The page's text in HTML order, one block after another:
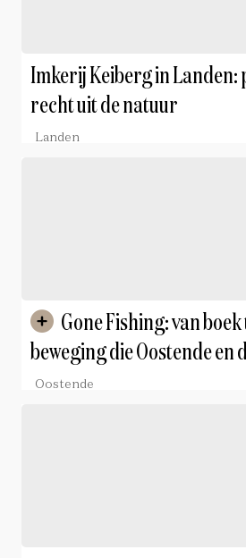
Imkerij Keiberg in Landen:
recht uit de natuur
Landen
beweging die Oostende en
in de spotlights zet
Oostende